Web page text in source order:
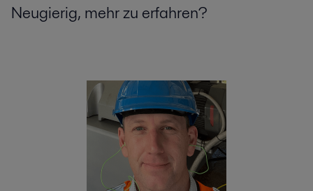
Neugierig, mehr zu erfahren?